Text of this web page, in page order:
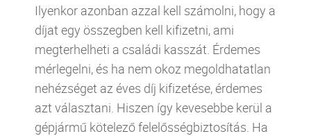
Ilyenkor azonban azzal kell számolni, hogy a
díjat egy összegben kell kifizetni, ami
megterhelheti a családi kasszát. Érdemes
mérlegelni, és ha nem okoz megoldhatatlan
nehézséget az éves díj kifizetése, érdemes
azt választani. Hiszen így kevesebbe kerül a
gépjármű kötelező felelősségbiztosítás. Ha